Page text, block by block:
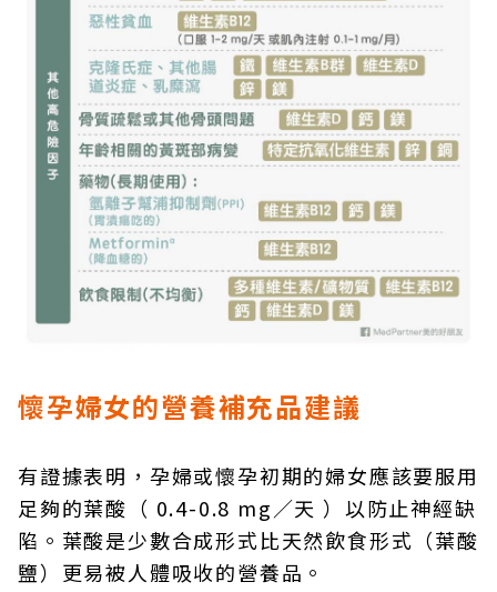
懷孕婦女的營養補充品建議
有證據表明，孕婦或懷孕初期的婦女應該要服用
足夠的葉酸（ 0.4-0.8 mg／天 ）以防止神經缺
陷。葉酸是少數合成形式比天然飲食形式（葉酸
鹽）更易被人體吸收的營養品。